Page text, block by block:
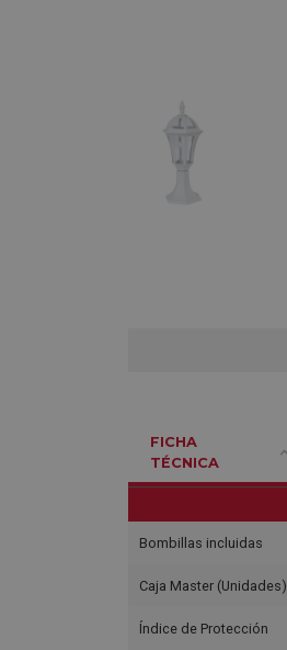
FICHA
TÉCNICA
Bombillas incluidas
Caja Master (Unidades)
Índice de Protección